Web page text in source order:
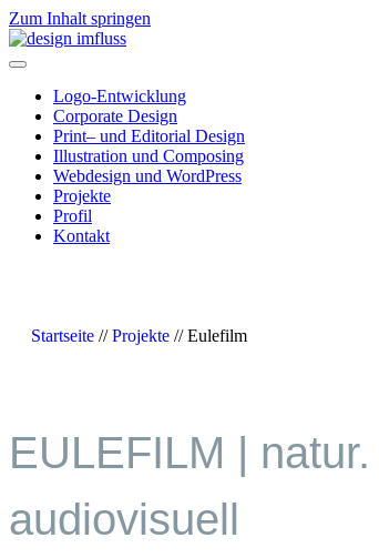
Zum Inhalt springen
Navigation
Logo-Entwicklung
Corporate Design
Print– und Editorial Design
Illustration und Composing
Webdesign und WordPress
Projekte
Profil
Kontakt
Startseite //Projekte //Eulefilm
EULEFILM |
audiovisuell